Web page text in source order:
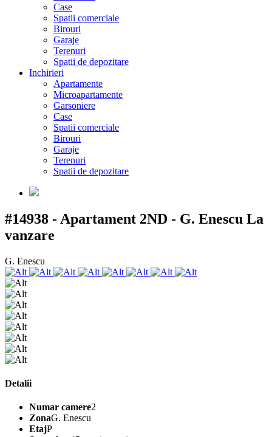
Case
Spatii comerciale
Birouri
Garaje
Terenuri
Spatii de depozitare
Inchirieri
Apartamente
Microapartamente
Garsoniere
Case
Spatii comerciale
Birouri
Garaje
Terenuri
Spatii de depozitare
#14938 - Apartament 2ND - G. Enescu La
vanzare
G. Enescu
Detalii
Numar camere2
ZonaG. Enescu
EtajP